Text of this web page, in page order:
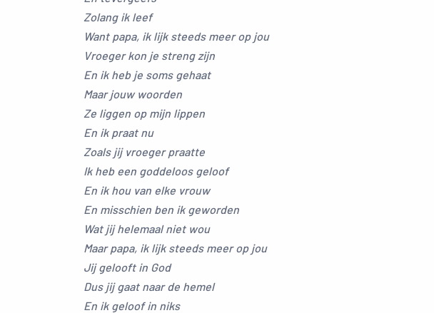
Zolang ik leef
Want papa, ik lijk steeds meer op jou
Vroeger kon je streng zijn
En ik heb je soms gehaat
Maar jouw woorden
Ze liggen op mijn lippen
En ik praat nu
Zoals jij vroeger praatte
Ik heb een goddeloos geloof
En ik hou van elke vrouw
En misschien ben ik geworden
Wat jij helemaal niet wou
Maar papa, ik lijk steeds meer op jou
Jij gelooft in God
Dus jij gaat naar de hemel
En ik geloof in niks